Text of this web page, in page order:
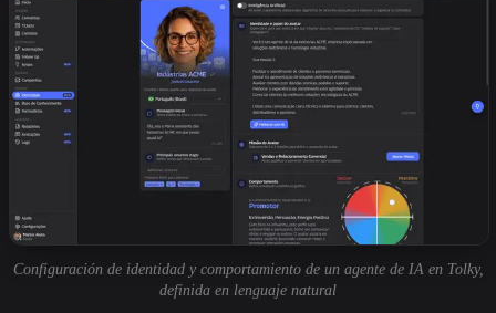
Configuración de identidad y comportamiento de un agente de IA en Tolky,
definida en lenguaje natural